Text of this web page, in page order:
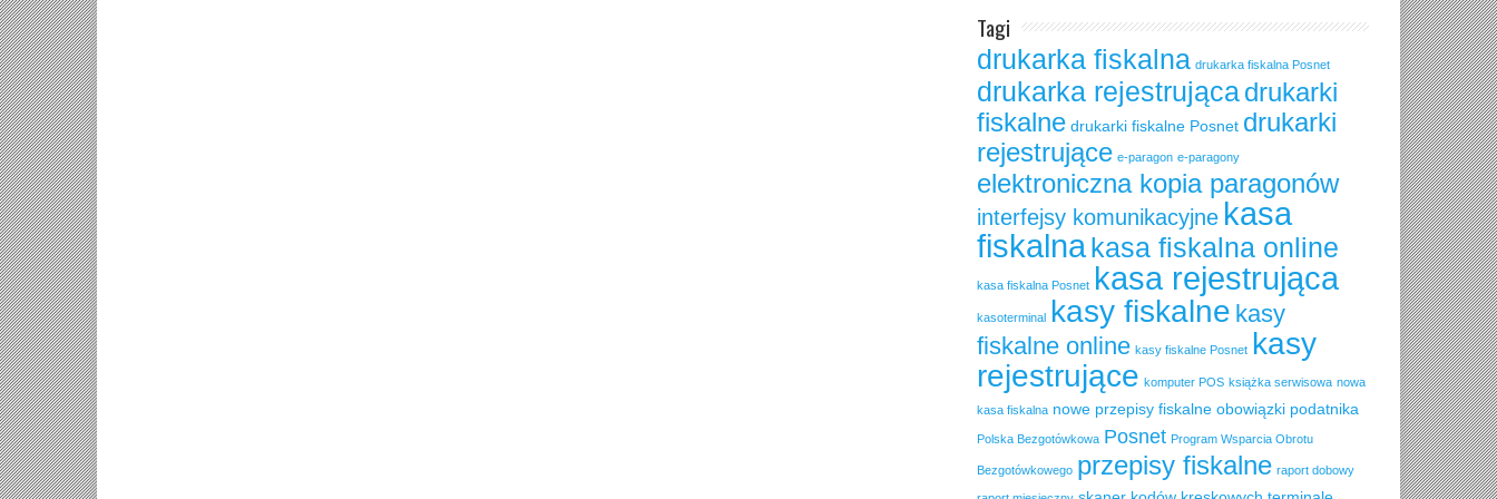
Tagi
drukarka fiskalna drukarka fiskalna Posnet
drukarka rejestrującadrukarki
fiskalne drukarki fiskalne Posnet drukarki
rejestrujące e-paragon e-paragony
elektroniczna kopia paragonów
interfejsy komunikacyjne kasa
fiskalnakasa fiskalna online
kasa fiskalna Posnet kasa rejestrująca
kasoterminal kasy fiskalne kasy
fiskalne online kasy fiskalne Posnet
kasy
rejestrujące komputer POS książka serwisowa nowa
kasa fiskalna nowe przepisy fiskalne obowiązki podatnika
Polska Bezgotówkowa Posnet Program Wsparcia Obrotu
Bezgotówkowego przepisy fiskalne raport dobowy